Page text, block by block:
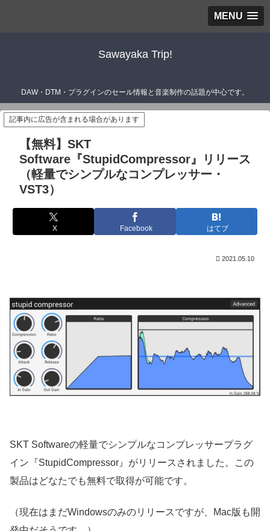
MENU
Sawayaka Trip!
DAW・DTM・プラグインのセール情報と音楽制作の話題が中心です。
記事内に広告が含まれる場合があります
【無料】SKT
Software『StupidCompressor』リリース
（軽量でシンプルなコンプレッサー・
VST3）
X Facebook はてブ
2021.05.10
SKT Softwareの軽量でシンプルなコンプレッサープラグ
イン『StupidCompressor』がリリースされました。この
製品はどなたでも無料で取得が可能です。
（現在はまだWindowsのみのリリースですが、Mac版も開